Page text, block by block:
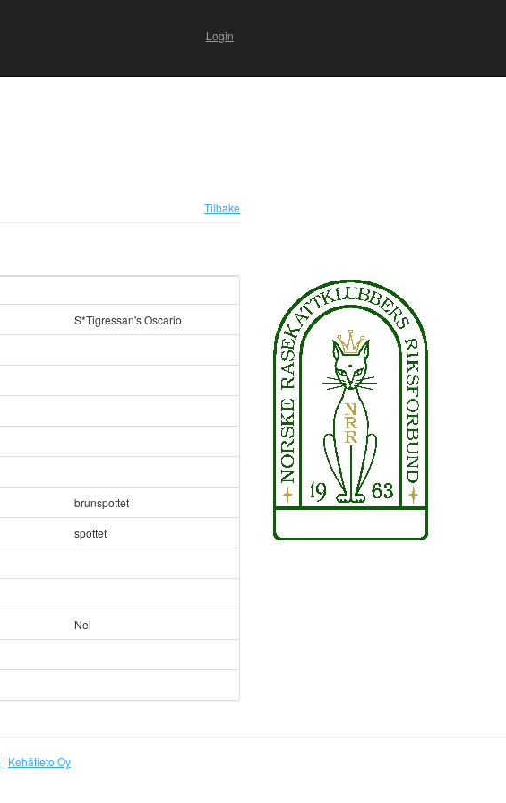
Login
Tilbake
S*Tigressan's Oscario
brunspottet
spottet
Nei
| Kehätieto Oy